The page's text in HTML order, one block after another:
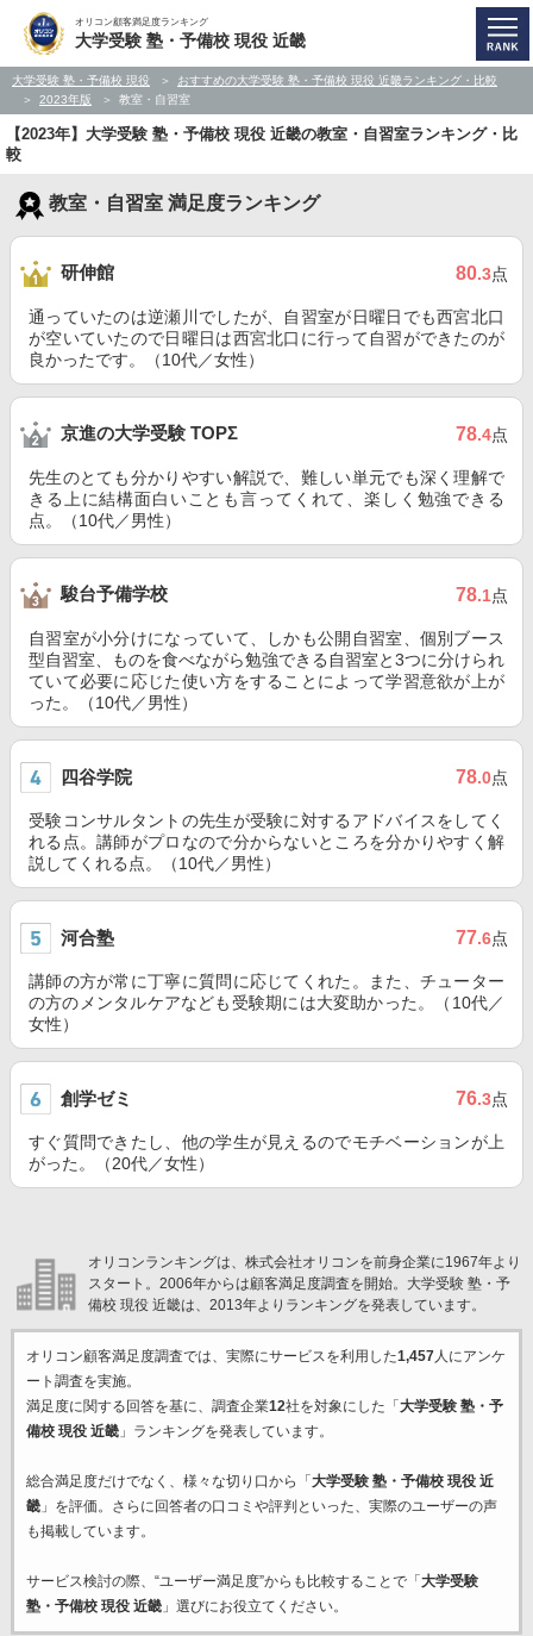
オリコン顧客満足度ランキング
大学受験 塾・予備校 現役 近畿
大学受験 塾・予備校 現役
おすすめの大学受験 塾・予備校 現役 近畿ランキング・比較
2023年版
教室・自習室
【2023年】大学受験 塾・予備校 現役 近畿の教室・自習室ランキング・比
較
教室・自習室 満足度ランキング
研伸館 80.3点
通っていたのは逆瀬川でしたが、自習室が日曜日でも西宮北口
が空いていたので日曜日は西宮北口に行って自習ができたのが
良かったです。（10代／女性）
京進の大学受験 TOPΣ 78.4点
先生のとても分かりやすい解説で、難しい単元でも深く理解で
きる上に結構面白いことも言ってくれて、楽しく勉強できる
点。（10代／男性）
駿台予備学校 78.1点
自習室が小分けになっていて、しかも公開自習室、個別ブース
型自習室、ものを食べながら勉強できる自習室と3つに分けられ
ていて必要に応じた使い方をすることによって学習意欲が上が
った。（10代／男性）
四谷学院 78.0点
受験コンサルタントの先生が受験に対するアドバイスをしてく
れる点。講師がプロなので分からないところを分かりやすく解
説してくれる点。（10代／男性）
河合塾 77.6点
講師の方が常に丁寧に質問に応じてくれた。また、チューター
の方のメンタルケアなども受験期には大変助かった。（10代／
女性）
創学ゼミ 76.3点
すぐ質問できたし、他の学生が見えるのでモチベーションが上
がった。（20代／女性）
オリコンランキングは、株式会社オリコンを前身企業に1967年より
スタート。2006年からは顧客満足度調査を開始。大学受験 塾・予
備校 現役 近畿は、2013年よりランキングを発表しています。
オリコン顧客満足度調査では、実際にサービスを利用した1,457人にアンケ
ート調査を実施。
満足度に関する回答を基に、調査企業12社を対象にした「 大学受験 塾・予
備校 現役 近畿」ランキングを発表しています。
総合満足度だけでなく、様々な切り口から「 大学受験 塾・予備校 現役 近
畿」を評価。さらに回答者の口コミや評判といった、実際のユーザーの声
も掲載しています。
サービス検討の際、“ユーザー満足度”からも比較することで「 大学受験
塾・予備校 現役 近畿」選びにお役立てください。